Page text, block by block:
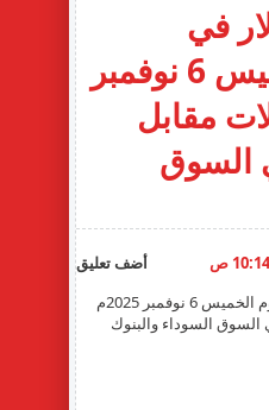
في
السودان اليوم الخميس 6 نوفمبر
مقابل
السوق
ص أضف تعليق